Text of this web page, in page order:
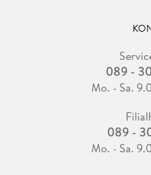
089 -
Mo. - Sa.
089 -
Mo. - Sa.